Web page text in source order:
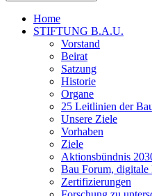
Home
STIFTUNG B.A.U.
Vorstand
Beirat
Satzung
Historie
Organe
25 Leitlinien der
Unsere Ziele
Vorhaben
Ziele
Aktionsbündnis
Bau Forum, digitale
Zertifizierungen